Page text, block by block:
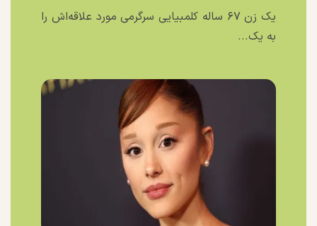
یک زن ۶۷ ساله کلمبیایی سرگرمی مورد علاقه‌اش را
به یک...